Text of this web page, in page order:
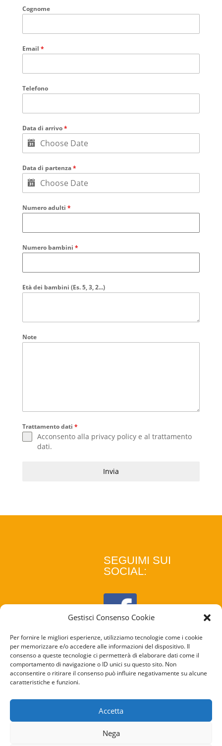
Gestisci Consenso Cookie
Per fornire le migliori esperienze, utilizziamo tecnologie come i cookie
per memorizzare e/o accedere alle informazioni del dispositivo. Il
consenso a queste tecnologie ci permetterà di elaborare dati come il
comportamento di navigazione o ID unici su questo sito. Non
acconsentire o ritirare il consenso può influire negativamente su alcune
caratteristiche e funzioni.
Accetta
Nega
Cognome
Email *
Telefono
Data di arrivo*
Data di partenza*
Numero adulti *
Numero bambini *
Età dei bambini (Es. 5, 3, 2...)
Note
Trattamento dati *
Acconsento alla privacy policye al trattamento
dati.
Invia
SEGUIMI SUI
SOCIAL:
COOKIE
POLICY
PRIVACY